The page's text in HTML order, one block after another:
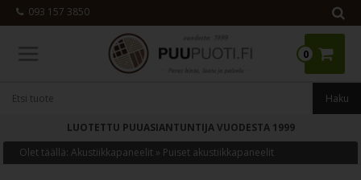
093 157 3850
0
LUOTETTU PUUASIANTUNTIJA VUODESTA 1999
Olet täällä:Akustiikkapaneelit » Puiset akustiikkapaneelit